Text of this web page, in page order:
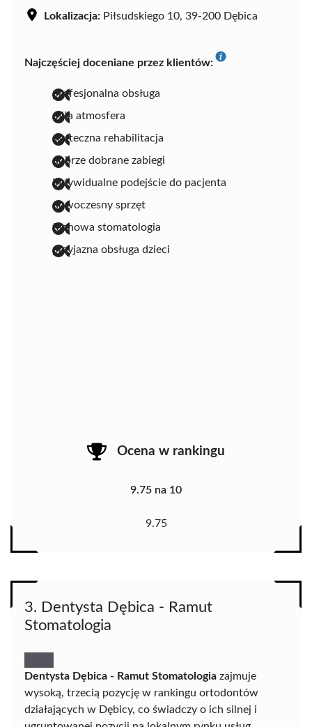
Lokalizacja: Piłsudskiego 10, 39-200 Dębica
Najczęściej doceniane przez klientów:
profesjonalna obsługa
miła atmosfera
skuteczna rehabilitacja
dobrze dobrane zabiegi
indywidualne podejście do pacjenta
nowoczesny sprzęt
fachowa stomatologia
przyjazna obsługa dzieci
Ocena w rankingu
9.75 na 10
9.75
3. Dentysta Dębica - Ramut
Stomatologia
Dentysta Dębica - Ramut Stomatologia zajmuje
wysoką, trzecią pozycję w rankingu ortodontów
działających w Dębicy, co świadczy o ich silnej i